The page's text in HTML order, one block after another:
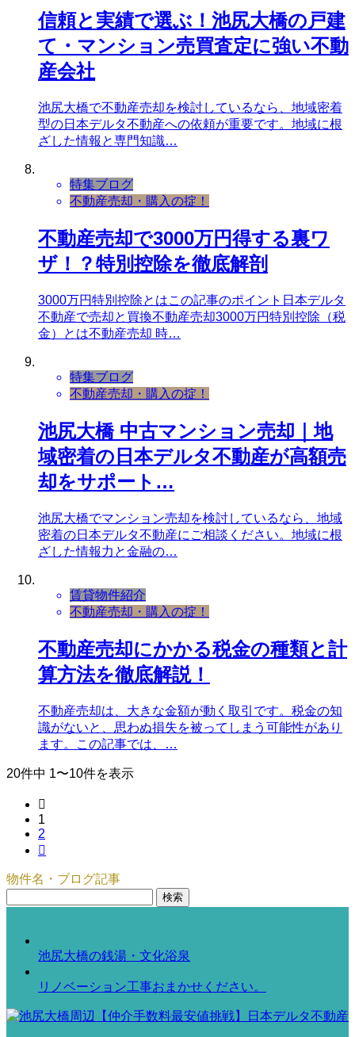
信頼と実績で選ぶ！池尻大橋の戸建
て・マンション売買査定に強い不動
産会社
池尻大橋で不動産売却を検討しているなら、地域密着
型の日本デルタ不動産への依頼が重要です。地域に根
ざした情報と専門知識…
特集ブログ
不動産売却・購入の掟！
不動産売却で3000万円得する裏ワ
ザ！？特別控除を徹底解剖
3000万円特別控除とはこの記事のポイント日本デルタ
不動産で売却と買換不動産売却3000万円特別控除（税
金）とは不動産売却 時…
特集ブログ
不動産売却・購入の掟！
池尻大橋 中古マンション売却｜地
域密着の日本デルタ不動産が高額売
却をサポート…
池尻大橋でマンション売却を検討しているなら、地域
密着の日本デルタ不動産にご相談ください。地域に根
ざした情報力と金融の…
賃貸物件紹介
不動産売却・購入の掟！
不動産売却にかかる税金の種類と計
算方法を徹底解説！
不動産売却は、大きな金額が動く取引です。税金の知
識がないと、思わぬ損失を被ってしまう可能性があり
ます。この記事では、…
20件中 1〜10件を表示

1
2

物件名・ブログ記事
索:
池尻大橋の銭湯・文化浴泉
リノベーション工事おまかせください。